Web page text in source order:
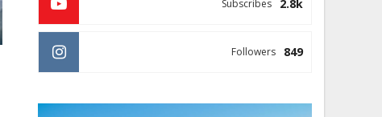
2.8k
Subscribes
849
Followers